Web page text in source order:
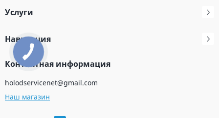
Услуги
Навигация
Контактная информация
holodservicenet@gmail.com
Наш магазин